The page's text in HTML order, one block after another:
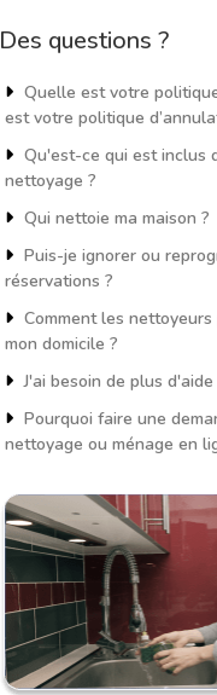
Des questions ?
Quelle est votre
est votre politique
Qu'est-ce qui est inclus
nettoyage ?
Qui nettoie ma maison ?
Puis-je ignorer ou
réservations ?
Comment les
mon domicile ?
J'ai besoin de plus d'aide
Pourquoi faire une
nettoyage ou ménage en